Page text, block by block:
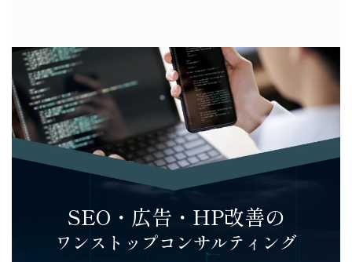
SEO・広告・HP改善の
ワンストップコンサルティング